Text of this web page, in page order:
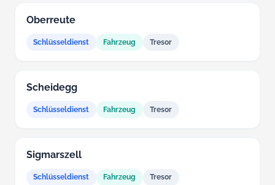
Oberreute
Schlüsseldienst Fahrzeug Tresor
Scheidegg
Schlüsseldienst Fahrzeug Tresor
Sigmarszell
Schlüsseldienst Fahrzeug Tresor